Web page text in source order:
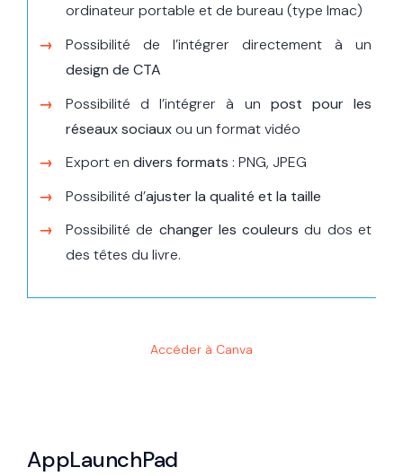
ordinateur portable et de bureau (type Imac)
Possibilité de l’intégrer directement à un
design de CTA
Possibilité d l’intégrer à un post pour les
réseaux sociauxou un format vidéo
Export en divers formats : PNG, JPEG
Possibilité d’ajuster la qualité et la taille
Possibilité de changer les couleurs du dos et
des têtes du livre.
Accéder à Canva
AppLaunchPad